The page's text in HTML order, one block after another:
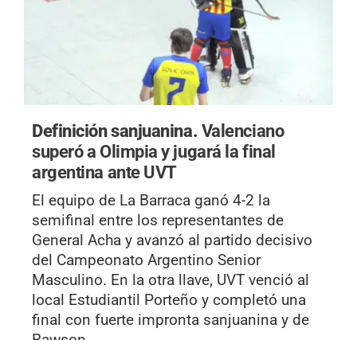
Definición sanjuanina. Valenciano
superó a Olimpia y jugará la final
argentina ante UVT
El equipo de La Barraca ganó 4-2 la
semifinal entre los representantes de
General Acha y avanzó al partido decisivo
del Campeonato Argentino Senior
Masculino. En la otra llave, UVT venció al
local Estudiantil Porteño y completó una
final con fuerte impronta sanjuanina y de